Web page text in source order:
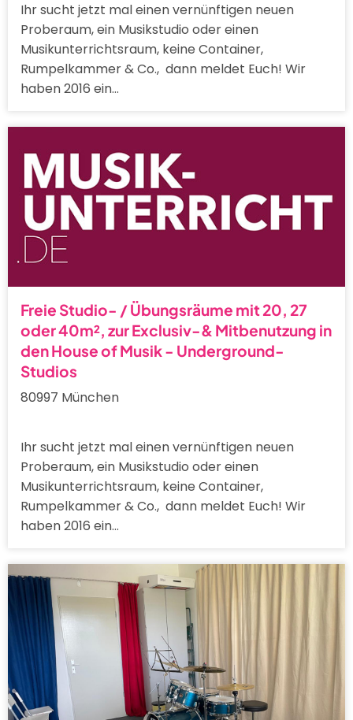
Ihr sucht jetzt mal einen vernünftigen neuen
Proberaum, ein Musikstudio oder einen
Musikunterrichtsraum, keine Container,
Rumpelkammer & Co., dann meldet Euch! Wir
haben 2016 ein…
Freie Studio- / Übungsräume mit 20, 27
oder 40m², zur Exclusiv-& Mitbenutzung in
den House of Musik - Underground-
Studios
80997 München
Ihr sucht jetzt mal einen vernünftigen neuen
Proberaum, ein Musikstudio oder einen
Musikunterrichtsraum, keine Container,
Rumpelkammer & Co., dann meldet Euch! Wir
haben 2016 ein…